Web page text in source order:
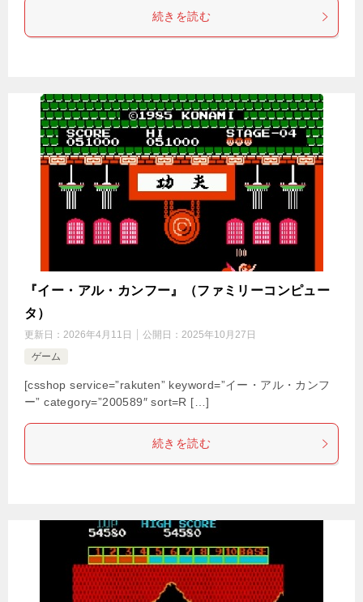
続きを読む
『イー・アル・カンフー』（ファミリーコンピュー
タ）
更新日： 2026年4月11日 公開日： 2025年10月27日
ゲーム
[csshop service=”rakuten” keyword=”イー・アル・カンフ
ー” category=”200589″ sort=R […]
続きを読む